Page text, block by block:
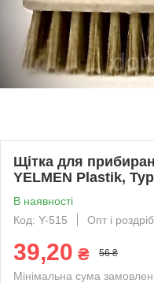
Щітка для
YELMEN Plastik,
В наявності
Код: Y-515
Опт і роздріб
39,20 ₴ 56 ₴
Мінімальна сума